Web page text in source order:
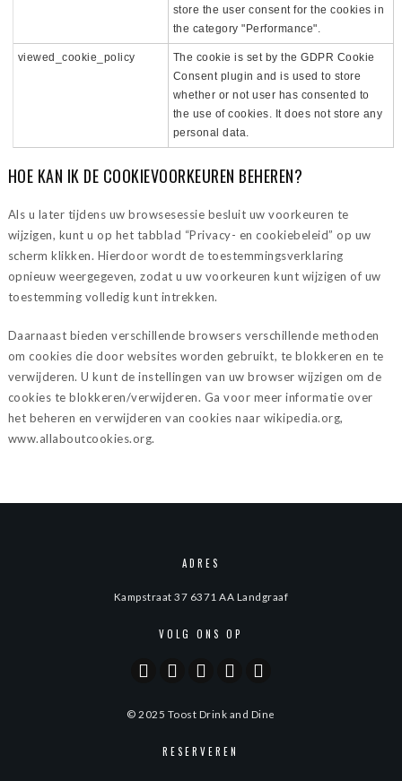
store the user consent for the cookies in
the category "Performance".
viewed_cookie_policy
The cookie is set by the GDPR Cookie
Consent plugin and is used to store
whether or not user has consented to
the use of cookies. It does not store any
personal data.
HOE KAN IK DE COOKIEVOORKEUREN BEHEREN?
Als u later tijdens uw browsesessie besluit uw voorkeuren te
wijzigen, kunt u op het tabblad “Privacy- en cookiebeleid” op uw
scherm klikken. Hierdoor wordt de toestemmingsverklaring
opnieuw weergegeven, zodat u uw voorkeuren kunt wijzigen of uw
toestemming volledig kunt intrekken.
Daarnaast bieden verschillende browsers verschillende methoden
om cookies die door websites worden gebruikt, te blokkeren en te
verwijderen. U kunt de instellingen van uw browser wijzigen om de
cookies te blokkeren/verwijderen. Ga voor meer informatie over
het beheren en verwijderen van cookies naar wikipedia.org,
www.allaboutcookies.org.
ADRES
Kampstraat 37 6371 AA Landgraaf
VOLG ONS OP
© 2025 Toost Drink and Dine
RESERVEREN